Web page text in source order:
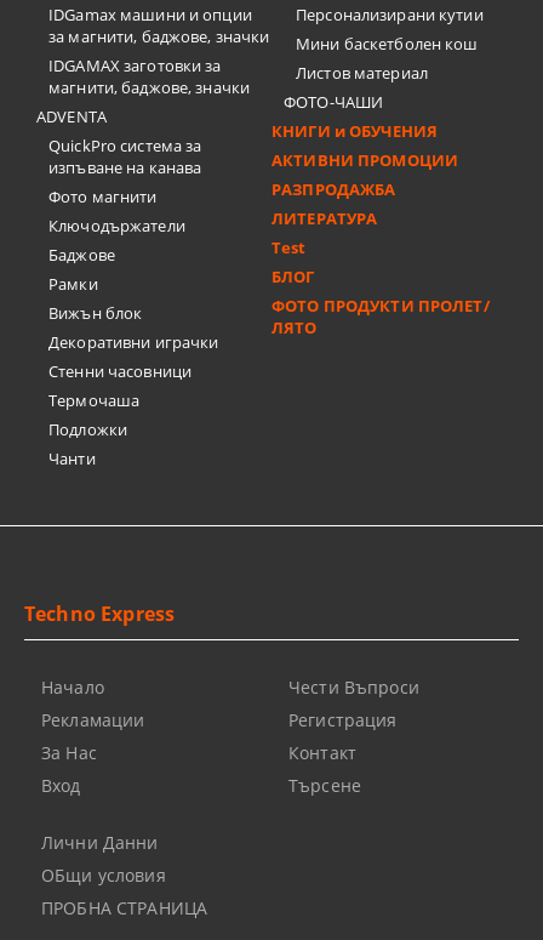
IDGamax машини и опции
за магнити, баджове, значки
IDGAMAX заготовки за
магнити, баджове, значки
ADVENTA
QuickPro система за
изпъване на канава
Фото магнити
Ключодържатели
Баджове
Рамки
Вижън блок
Декоративни играчки
Стенни часовници
Термочашa
Подложки
Чанти
Персонализирани кутии
Мини баскетболен кош
Листов материал
ФОТО-ЧАШИ
КНИГИ и ОБУЧЕНИЯ
АКТИВНИ ПРОМОЦИИ
РАЗПРОДАЖБА
ЛИТЕРАТУРА
Test
БЛОГ
ФОТО ПРОДУКТИ ПРОЛЕТ/
ЛЯТО
Techno Express
Начало
Рекламации
За Нас
Вход
Чести Въпроси
Регистрация
Контакт
Търсене
Лични Данни
ОБщи условия
ПРОБНА СТРАНИЦА